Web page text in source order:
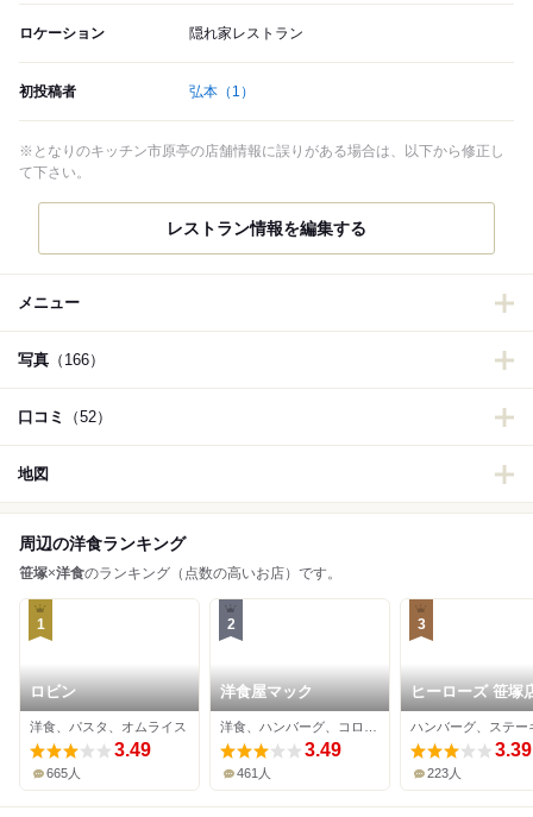
ロケーション 隠れ家レストラン
初投稿者 弘本 （1）
※となりのキッチン市原亭の店舗情報に誤りがある場合は、以下から修正し
て下さい。
レストラン情報を編集する
メニュー
写真 （166）
口コミ （52）
地図
周辺の洋食ランキング
笹塚×洋食のランキング（点数の高いお店）です。
1
ロビン
洋食、パスタ、オムライス
3.49
665人
2
洋食屋マック
3.49
461人
3
ヒーローズ 笹塚
3.39
223人